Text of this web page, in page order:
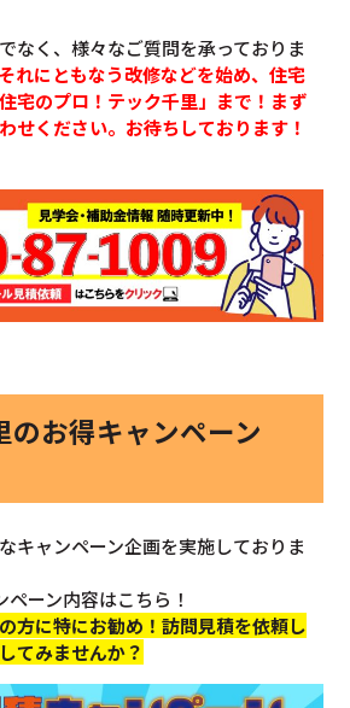
なく、様々なご質問を承っておりま
れにともなう改修などを始め、住宅
宅のプロ！テック千里」まで！まず
せください。お待ちしております！
のお得キャンペーン
キャンペーン企画を実施しておりま
ーン内容はこちら！
方に特にお勧め！訪問見積を依頼し
てみませんか？